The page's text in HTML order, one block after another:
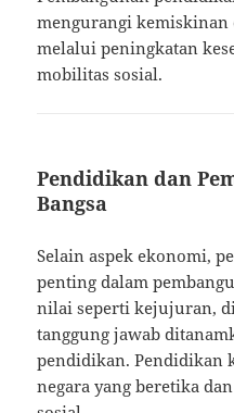
mengurangi kemiskinan
melalui peningkatan
mobilitas sosial.
Pendidikan dan
Bangsa
Selain aspek ekonomi,
penting dalam
nilai seperti kejujuran,
tanggung jawab
pendidikan. Pendidikan
negara yang beretika